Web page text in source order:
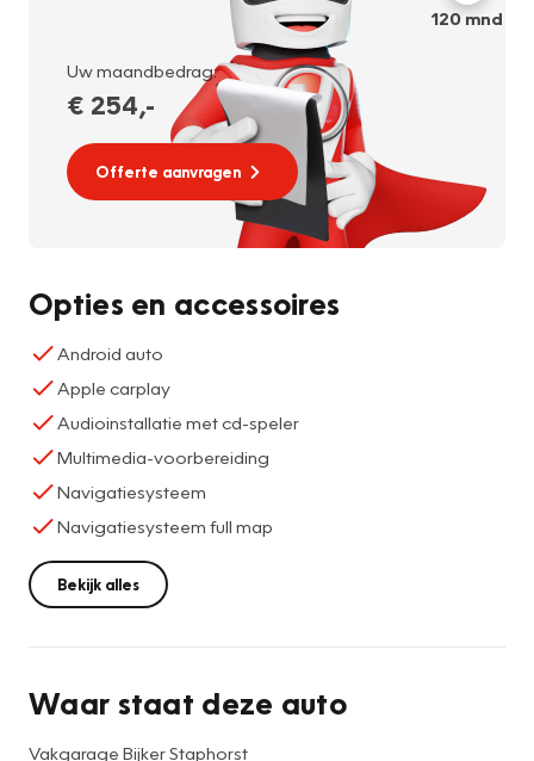
120mnd
Uw maandbedrag:
€ 254,-
Offerte aanvragen
Opties en accessoires
Android auto
Apple carplay
Audioinstallatie met cd-speler
Multimedia-voorbereiding
Navigatiesysteem
Navigatiesysteem full map
Bekijk alles
Waar staat deze auto
Vakgarage Bijker Staphorst